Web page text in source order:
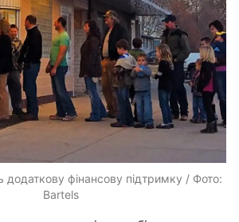
фінансову підтримку / Фото:
Bartels